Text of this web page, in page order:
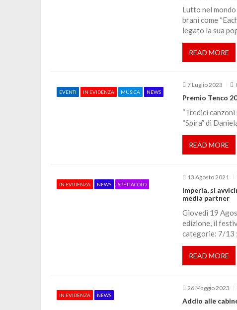
o
o
Lutto nel
brani come
legato la sua
READ MORE
EVENTI IN EVIDENZA MUSICA NEWS
7 Luglio 2023
Premio Tenco
“Tredici
“Spira” di
READ MORE
IN EVIDENZA NEWS SPETTACOLO
13 Agosto 2021
Imperia, si
media partner
Giovedì 19
edizione, il
categorie: 7/13
READ MORE
IN EVIDENZA NEWS
26 Maggio 2023
Addio alle